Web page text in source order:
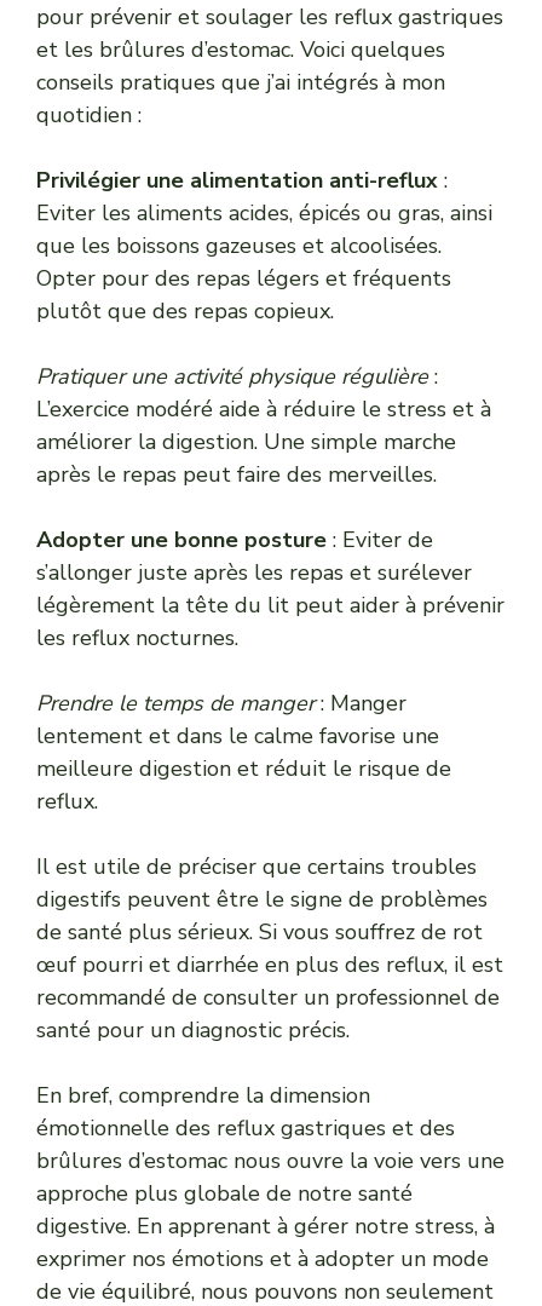
pour prévenir et soulager les reflux gastriques
et les brûlures d’estomac. Voici quelques
conseils pratiques que j’ai intégrés à mon
quotidien :
Privilégier une alimentation anti-reflux :
Eviter les aliments acides, épicés ou gras, ainsi
que les boissons gazeuses et alcoolisées.
Opter pour des repas légers et fréquents
plutôt que des repas copieux.
Pratiquer une activité physique régulière:
L’exercice modéré aide à réduire le stress et à
améliorer la digestion. Une simple marche
après le repas peut faire des merveilles.
Adopter une bonne posture : Eviter de
s’allonger juste après les repas et surélever
légèrement la tête du lit peut aider à prévenir
les reflux nocturnes.
Prendre le temps de manger: Manger
lentement et dans le calme favorise une
meilleure digestion et réduit le risque de
reflux.
Il est utile de préciser que certains troubles
digestifs peuvent être le signe de problèmes
de santé plus sérieux. Si vous souffrez de rot
œuf pourri et diarrhée en plus des reflux, il est
recommandé de consulter un professionnel de
santé pour un diagnostic précis.
En bref, comprendre la dimension
émotionnelle des reflux gastriques et des
brûlures d’estomac nous ouvre la voie vers une
approche plus globale de notre santé
digestive. En apprenant à gérer notre stress, à
exprimer nos émotions et à adopter un mode
de vie équilibré, nous pouvons non seulement